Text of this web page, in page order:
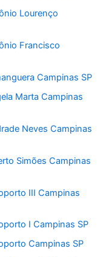
Lourenço
Francisco
Campinas SP
Marta Campinas
Neves Campinas
Simões Campinas
III Campinas
I Campinas SP
Campinas SP